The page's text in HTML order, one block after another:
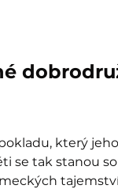
který
se tak stanou